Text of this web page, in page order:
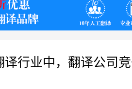
译
译行业中，翻译公司